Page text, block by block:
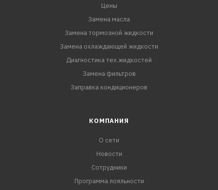
Цены
Замена масла
Замена тормозной жидкости
Замена охлаждающей жидкости
Диагностика тех.жидкостей
Замена фильтров
Заправка кондиционеров
КОМПАНИЯ
О сети
Новости
Сотрудники
Программа лояльности